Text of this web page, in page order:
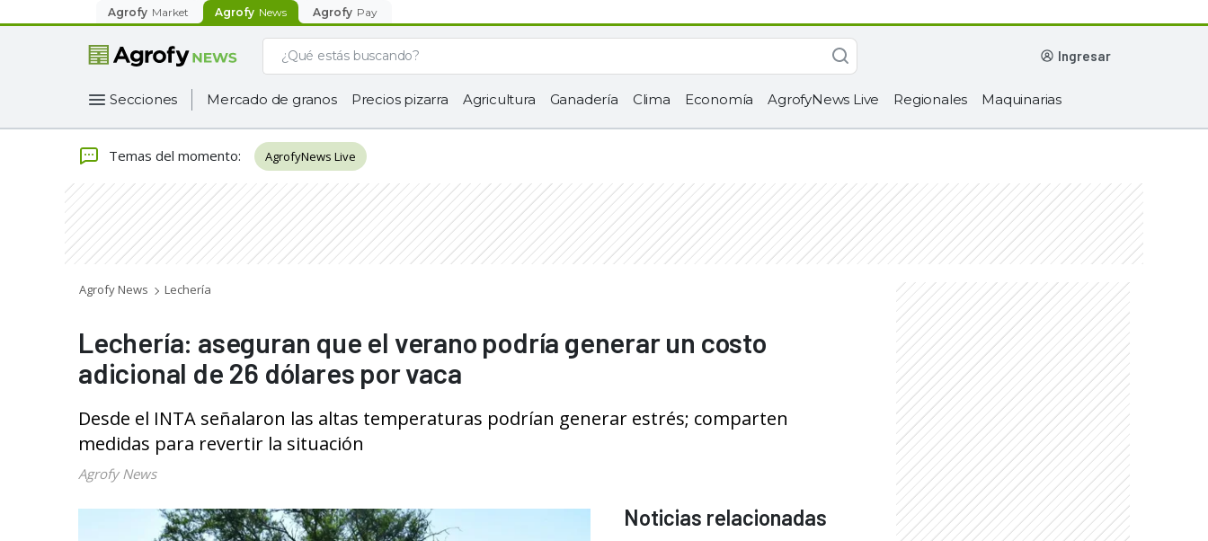
Agrofy Market Agrofy News Agrofy Pay
ingresar
Secciones Mercado de granos Precios pizarra Agricultura Ganadería Clima Economía AgrofyNews Live Regionales Maquinarias
Temas del momento: AgrofyNews Live
Agrofy News Lechería
Lechería: aseguran que el verano podría generar un costo
adicional de 26 dólares por vaca
Desde el INTA señalaron las altas temperaturas podrían generar estrés; comparten
medidas para revertir la situación
Agrofy News
Noticias relacionadas